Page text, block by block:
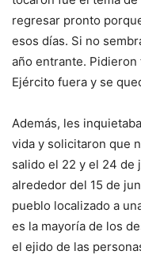
regresar pronto
esos días. Si no
año entrante.
Ejército fuera y se
Además, les
vida y solicitaron que
salido el 22 y el 24 de
alrededor del 15 de
pueblo localizado a
es la mayoría de los
el ejido de las